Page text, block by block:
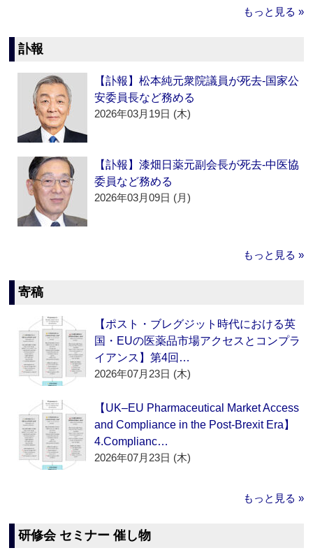
もっと見る »
訃報
【訃報】松本純元衆院議員が死去‐国家公
安委員長など務める
2026年03月19日 (木)
【訃報】漆畑日薬元副会長が死去‐中医協
委員など務める
2026年03月09日 (月)
もっと見る »
寄稿
【ポスト・ブレグジット時代における英
国・EUの医薬品市場アクセスとコンプラ
イアンス】第4回…
2026年07月23日 (木)
【UK–EU Pharmaceutical Market Access
and Compliance in the Post-Brexit Era】
4.Complianc…
2026年07月23日 (木)
もっと見る »
研修会 セミナー 催し物